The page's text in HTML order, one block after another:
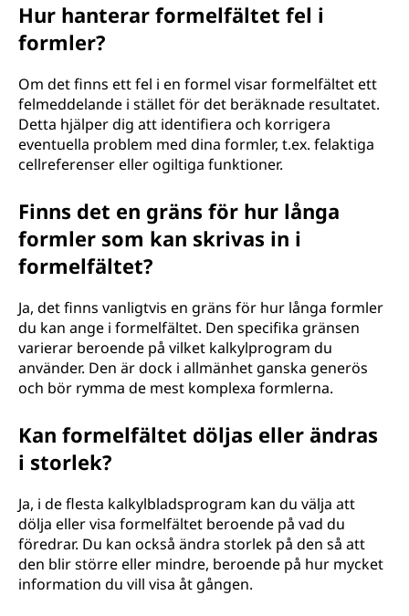
Hur hanterar formelfältet fel i
formler?
Om det finns ett fel i en formel visar formelfältet ett
felmeddelande i stället för det beräknade resultatet.
Detta hjälper dig att identifiera och korrigera
eventuella problem med dina formler, t.ex. felaktiga
cellreferenser eller ogiltiga funktioner.
Finns det en gräns för hur långa
formler som kan skrivas in i
formelfältet?
Ja, det finns vanligtvis en gräns för hur långa formler
du kan ange i formelfältet. Den specifika gränsen
varierar beroende på vilket kalkylprogram du
använder. Den är dock i allmänhet ganska generös
och bör rymma de mest komplexa formlerna.
Kan formelfältet döljas eller ändras
i storlek?
Ja, i de flesta kalkylbladsprogram kan du välja att
dölja eller visa formelfältet beroende på vad du
föredrar. Du kan också ändra storlek på den så att
den blir större eller mindre, beroende på hur mycket
information du vill visa åt gången.